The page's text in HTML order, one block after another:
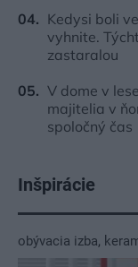
Kedysi boli
vyhnite.
zastaralou
V dome v
majitelia v
spoločný čas
Inšpirácie
obývacia izba,